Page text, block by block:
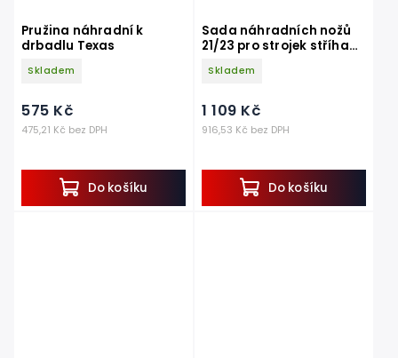
Pružina náhradní k
drbadlu Texas
Skladem
475,21 Kč bez DPH
575 Kč
Do košíku
Sada náhradních nožů
21/23 pro strojek stříhací
skot
Skladem
916,53 Kč bez DPH
1 109 Kč
Do košíku